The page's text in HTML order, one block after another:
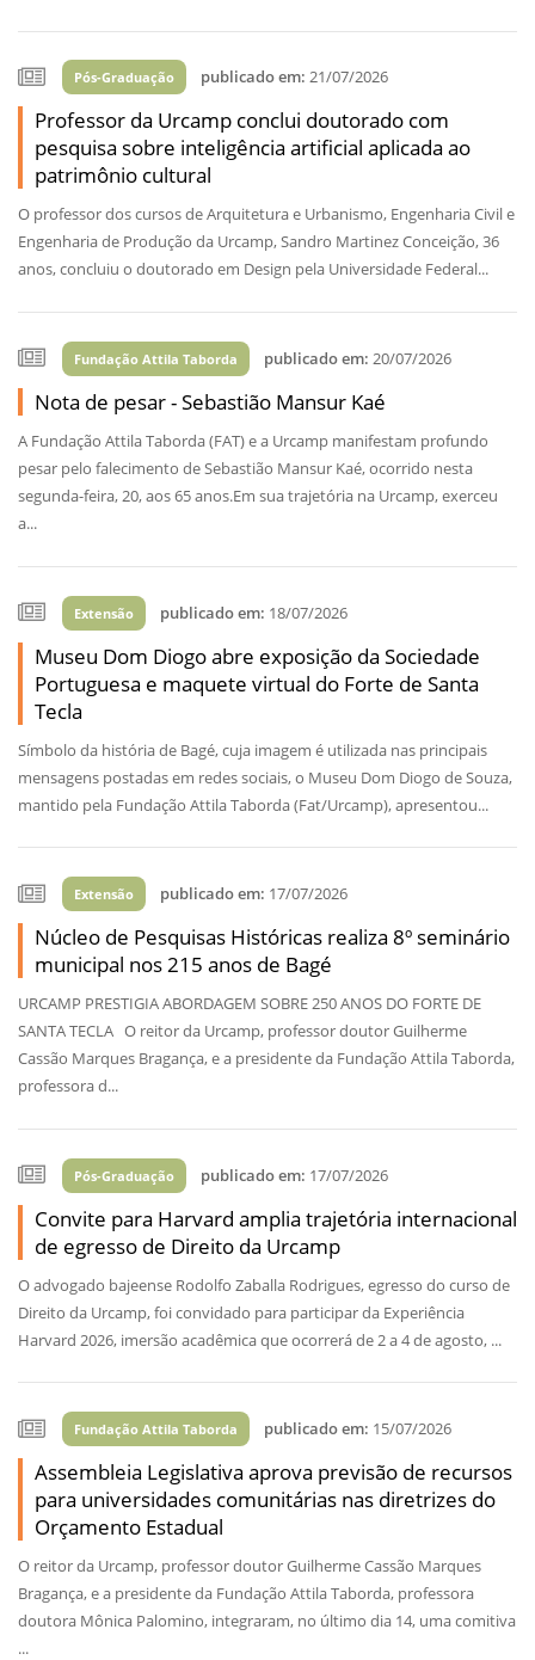
Pós-Graduação publicado em: 21/07/2026
Professor da Urcamp conclui doutorado com
pesquisa sobre inteligência artificial aplicada ao
patrimônio cultural
O professor dos cursos de Arquitetura e Urbanismo, Engenharia Civil e
Engenharia de Produção da Urcamp, Sandro Martinez Conceição, 36
anos, concluiu o doutorado em Design pela Universidade Federal...
Fundação Attila Taborda publicado em: 20/07/2026
Nota de pesar - Sebastião Mansur Kaé
A Fundação Attila Taborda (FAT) e a Urcamp manifestam profundo
pesar pelo falecimento de Sebastião Mansur Kaé, ocorrido nesta
segunda-feira, 20, aos 65 anos.Em sua trajetória na Urcamp, exerceu
a...
Extensão publicado em: 18/07/2026
Museu Dom Diogo abre exposição da Sociedade
Portuguesa e maquete virtual do Forte de Santa
Tecla
Símbolo da história de Bagé, cuja imagem é utilizada nas principais
mensagens postadas em redes sociais, o Museu Dom Diogo de Souza,
mantido pela Fundação Attila Taborda (Fat/Urcamp), apresentou...
Extensão publicado em: 17/07/2026
Núcleo de Pesquisas Históricas realiza 8º seminário
municipal nos 215 anos de Bagé
URCAMP PRESTIGIA ABORDAGEM SOBRE 250 ANOS DO FORTE DE
SANTA TECLA O reitor da Urcamp, professor doutor Guilherme
Cassão Marques Bragança, e a presidente da Fundação Attila Taborda,
professora d...
Pós-Graduação publicado em: 17/07/2026
Convite para Harvard amplia trajetória internacional
de egresso de Direito da Urcamp
O advogado bajeense Rodolfo Zaballa Rodrigues, egresso do curso de
Direito da Urcamp, foi convidado para participar da Experiência
Harvard 2026, imersão acadêmica que ocorrerá de 2 a 4 de agosto, ...
Fundação Attila Taborda publicado em: 15/07/2026
Assembleia Legislativa aprova previsão de recursos
para universidades comunitárias nas diretrizes do
Orçamento Estadual
O reitor da Urcamp, professor doutor Guilherme Cassão Marques
Bragança, e a presidente da Fundação Attila Taborda, professora
doutora Mônica Palomino, integraram, no último dia 14, uma comitiva
...